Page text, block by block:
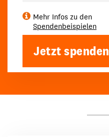
Mehr Infos zu den
Spendenbeispielen
Jetzt spenden